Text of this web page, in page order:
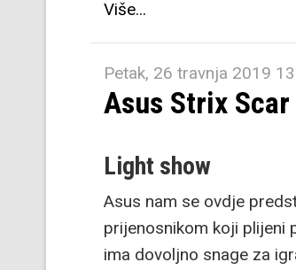
Više...
Petak, 26 travnja 2019
Asus Strix
Light show
Asus nam se ovdje
prijenosnikom koji plijeni
ima dovoljno snage za